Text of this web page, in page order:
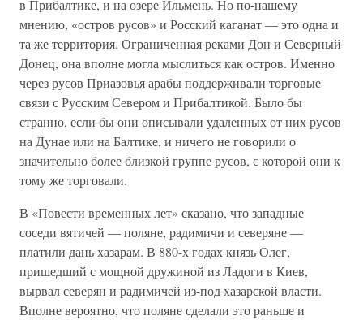
в Прибалтике, и на озере Ильмень. Но по-нашему
мнению, «остров русов» и Росский каганат — это одна и
та же территория. Ограниченная реками Дон и Северный
Донец, она вполне могла мыслиться как остров. Именно
через русов Приазовья арабы поддерживали торговые
связи с Русским Севером и Прибалтикой. Было бы
странно, если бы они описывали удаленных от них русов
на Дунае или на Балтике, и ничего не говорили о
значительно более близкой группе русов, с которой они к
тому же торговали.
В «Повести временных лет» сказано, что западные
соседи вятичей — поляне, радимичи и северяне —
платили дань хазарам. В 880-х годах князь Олег,
пришедший с мощной дружиной из Ладоги в Киев,
вырвал северян и радимичей из-под хазарской власти.
Вполне вероятно, что поляне сделали это раньше и